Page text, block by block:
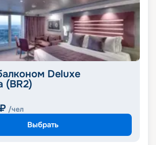
Deluxe
(BR2)
₽ /чел
Выбрать